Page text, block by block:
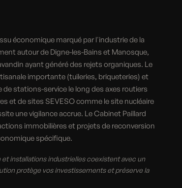
économique marqué par l'industrie de la
autour de Digne-les-Bains et Manosque,
ayant généré des rejets organiques. Le
importante (tuileries, briqueteries) et
stations-service le long des axes routiers
et de sites SEVESO comme le site nucléaire
une vigilance accrue. Le Cabinet Paillard
immobilières et projets de reconversion
spécifique.
installations industrielles coexistent avec un
protège vos investissements et préserve la